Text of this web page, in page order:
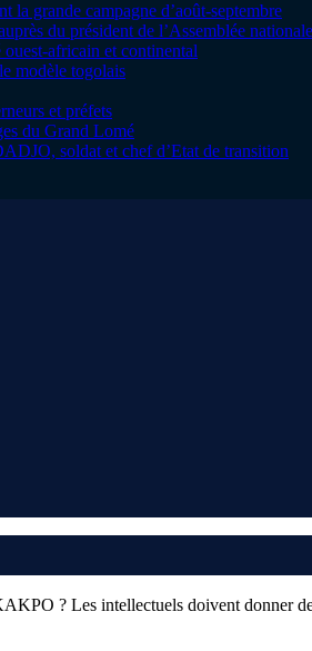
la grande campagne d’août-septembre
du président de l’Assemblée nationale
africain et continental
modèle togolais
et préfets
du Grand Lomé
soldat et chef d’Etat de transition
? Les intellectuels doivent donner